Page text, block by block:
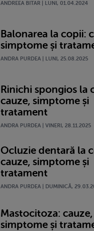
ANDREEA BITAR | LUNI, 01.04.2024
Balonarea la copii:
simptome și
ANDRA PURDEA | LUNI, 25.08.2025
Rinichi spongios la
cauze, simptome și
tratament
ANDRA PURDEA | VINERI, 28.11.2025
Ocluzie dentară la
cauze, simptome și
tratament
ANDRA PURDEA | DUMINICĂ,
Mastocitoza: cauze,
simptome și